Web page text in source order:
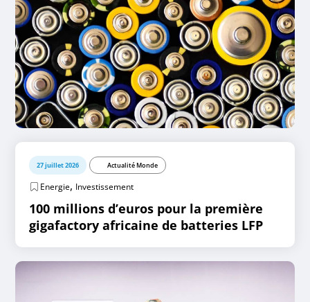
27 juillet 2026 Actualité Monde
Energie, Investissement
100 millions d’euros pour la première
gigafactory africaine de batteries LFP